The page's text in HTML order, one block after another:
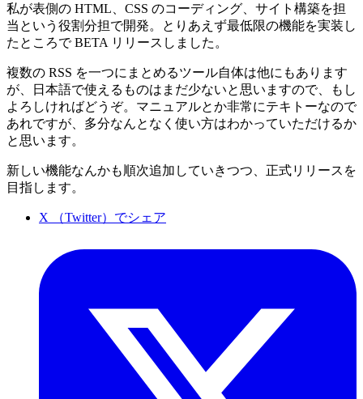
私が表側の HTML、CSS のコーディング、サイト構築を担
当という役割分担で開発。とりあえず最低限の機能を実装し
たところで BETA リリースしました。
複数の RSS を一つにまとめるツール自体は他にもあります
が、日本語で使えるものはまだ少ないと思いますので、もし
よろしければどうぞ。マニュアルとか非常にテキトーなので
あれですが、多分なんとなく使い方はわかっていただけるか
と思います。
新しい機能なんかも順次追加していきつつ、正式リリースを
目指します。
X （Twitter）でシェア